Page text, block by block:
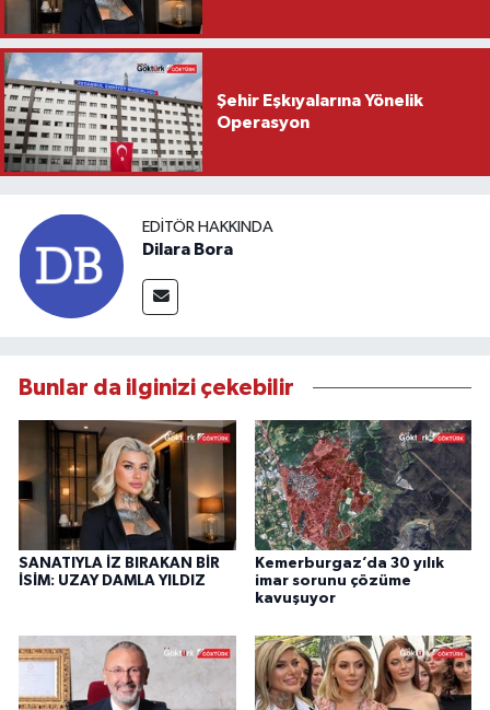
Şehir Eşkıyalarına Yönelik
Operasyon
EDITÖR HAKKINDA
Dilara Bora
Bunlar da ilginizi çekebilir
SANATIYLA İZ BIRAKAN BİR
İSİM: UZAY DAMLA YILDIZ
Kemerburgaz’da 30 yılık
imar sorunu çözüme
kavuşuyor